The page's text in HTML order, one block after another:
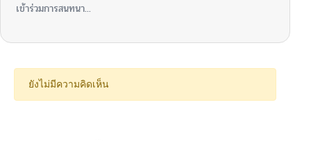
เข้าร่วมการสนทนา...
ยังไม่มีความคิดเห็น